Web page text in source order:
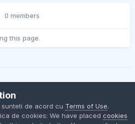
0 members
this page.
Us
Club Romania
by Invision Community
de acord cu Terms of Use.
de cookies: We have placed cookies